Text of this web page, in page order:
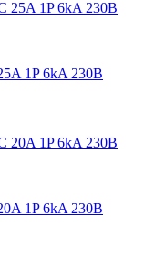
1P 6kA 230В
1P 6kA 230В